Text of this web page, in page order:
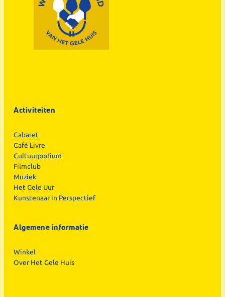
Activiteiten
Cabaret
Café Livre
Cultuurpodium
Filmclub
Muziek
Het Gele Uur
Kunstenaar in Perspectief
Algemene informatie
Winkel
Over Het Gele Huis